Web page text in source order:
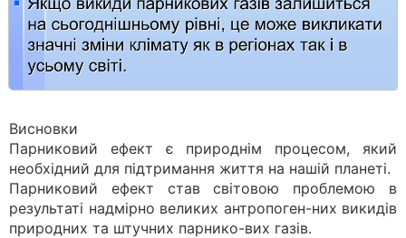
Висновки
Парниковий ефект є природнім процесом, який
необхідний для підтримання життя на нашій планеті.
Парниковий ефект став світовою проблемою в
результаті надмірно великих антропоген-них викидів
природних та штучних парнико-вих газів.